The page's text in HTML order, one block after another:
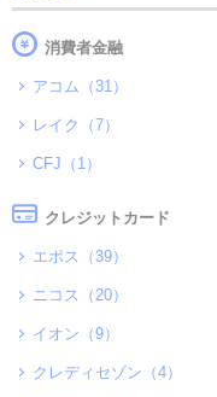
消費者金融
アコム（31）
レイク（7）
CFJ（1）
クレジットカード
エポス（39）
ニコス（20）
イオン（9）
クレディセゾン（4）